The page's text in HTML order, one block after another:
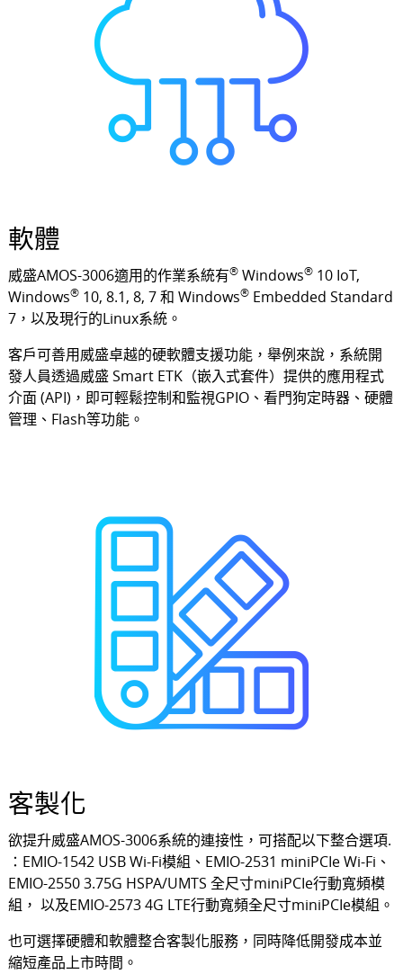
軟體
威盛AMOS-3006適用的作業系統有® Windows® 10 IoT,
Windows® 10, 8.1, 8, 7 和 Windows® Embedded Standard
7，以及現行的Linux系統。
客戶可善用威盛卓越的硬軟體支援功能，舉例來說，系統開
發人員透過威盛 Smart ETK（嵌入式套件）提供的應用程式
介面 (API)，即可輕鬆控制和監視GPIO、看門狗定時器、硬體
管理、Flash等功能。
客製化
欲提升威盛AMOS-3006系統的連接性，可搭配以下整合選項.
：EMIO-1542 USB Wi-Fi模組、EMIO-2531 miniPCIe Wi-Fi、
EMIO-2550 3.75G HSPA/UMTS 全尺寸miniPCIe行動寬頻模
組， 以及EMIO-2573 4G LTE行動寬頻全尺寸miniPCIe模組。
也可選擇硬體和軟體整合客製化服務，同時降低開發成本並
縮短產品上市時間。